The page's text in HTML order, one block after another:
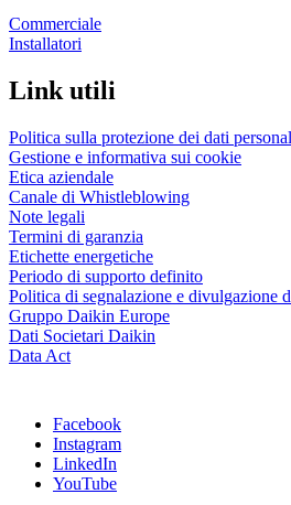
Commerciale
Installatori
Link utili
Politica sulla protezione dei dati
Gestione e informativa sui cookie
Etica aziendale
Canale di Whistleblowing
Note legali
Termini di garanzia
Etichette energetiche
Periodo di supporto definito
Politica di segnalazione e divulgazione
Gruppo Daikin Europe
Dati Societari Daikin
Data Act
Facebook
Instagram
LinkedIn
YouTube